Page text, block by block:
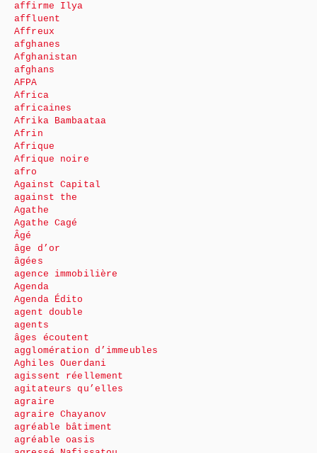
affirme Ilya
affluent
Affreux
afghanes
Afghanistan
afghans
AFPA
Africa
africaines
Afrika Bambaataa
Afrin
Afrique
Afrique noire
afro
Against Capital
against the
Agathe
Agathe Cagé
Âgé
âge d’or
âgées
agence immobilière
Agenda
Agenda Édito
agent double
agents
âges écoutent
agglomération d’immeubles
Aghiles Ouerdani
agissent réellement
agitateurs qu’elles
agraire
agraire Chayanov
agréable bâtiment
agréable oasis